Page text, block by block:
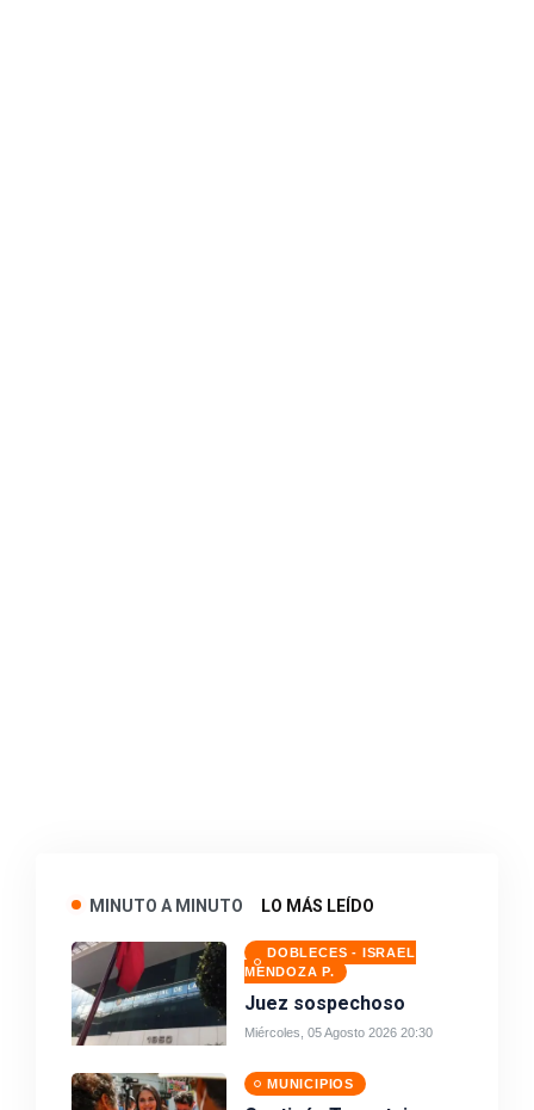
MINUTO A MINUTO LO MÁS LEÍDO
DOBLECES - ISRAEL
MENDOZA P.
Juez sospechoso
Miércoles, 05 Agosto 2026 20:30
MUNICIPIOS